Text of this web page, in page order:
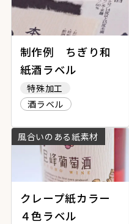
制作例 ちぎり和
紙酒ラベル
特殊加工
酒ラベル
風合いのある紙素材
クレープ紙カラー
４色ラベル